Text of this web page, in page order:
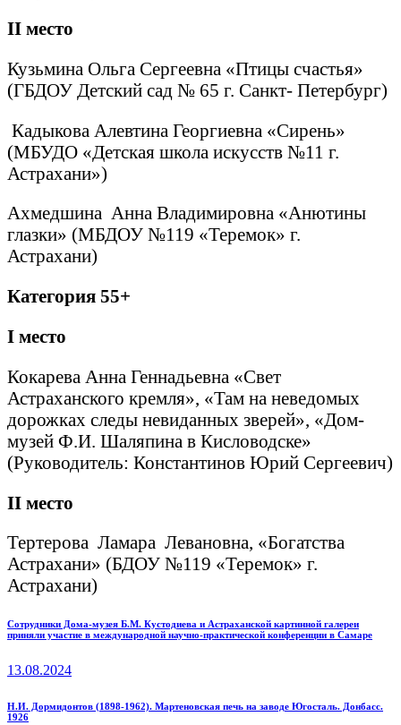
II место
Кузьмина Ольга Сергеевна «Птицы счастья»
(ГБДОУ Детский сад № 65 г. Санкт- Петербург)
Кадыкова Алевтина Георгиевна «Сирень»
(МБУДО «Детская школа искусств №11 г.
Астрахани»)
Ахмедшина Анна Владимировна «Анютины
глазки» (МБДОУ №119 «Теремок» г.
Астрахани)
Категория 55+
I место
Кокарева Анна Геннадьевна «Свет
Астраханского кремля», «Там на неведомых
дорожках следы невиданных зверей», «Дом-
музей Ф.И. Шаляпина в Кисловодске»
(Руководитель: Константинов Юрий Сергеевич)
II место
Тертерова Ламара Левановна, «Богатства
Астрахани» (БДОУ №119 «Теремок» г.
Астрахани)
Навигация
записям
Previous
post:
Сотрудники Дома-музея Б.М. Кустодиева и Астраханской картинной галереи
приняли участие в международной научно-практической конференции в Самаре
13.08.2024
Next
Н.И. Дормидонтов (1898-1962). Мартеновская печь на заводе Югосталь. Донбасс.
1926